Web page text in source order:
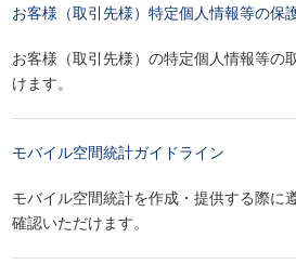
お客様（取引先様）特定個人情報等の保
お客様（取引先様）の特定個人情報等の
けます。
モバイル空間統計ガイドライン
モバイル空間統計を作成・提供する際に
確認いただけます。